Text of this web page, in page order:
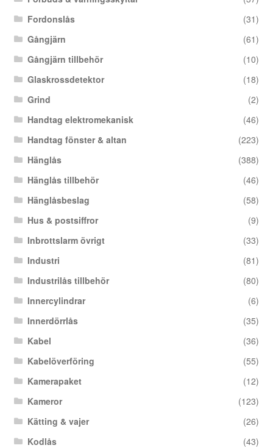
Fordonslås
(31)
Gångjärn
(61)
Gångjärn tillbehör
(10)
Glaskrossdetektor
(18)
Grind
(2)
Handtag elektromekanisk
(46)
Handtag fönster & altan
(223)
Hänglås
(388)
Hänglås tillbehör
(46)
Hänglåsbeslag
(58)
Hus & postsiffror
(9)
Inbrottslarm övrigt
(33)
Industri
(81)
Industrilås tillbehör
(80)
Innercylindrar
(6)
Innerdörrlås
(35)
Kabel
(36)
Kabelöverföring
(55)
Kamerapaket
(12)
Kameror
(123)
Kätting & vajer
(26)
Kodlås
(43)